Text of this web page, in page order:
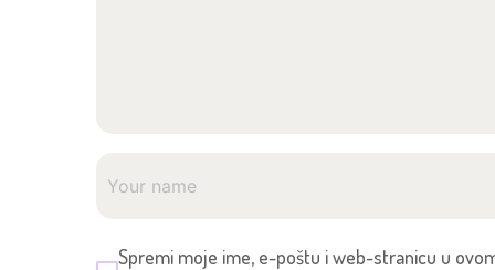
Spremi moje ime, e-poštu i web-stranicu u